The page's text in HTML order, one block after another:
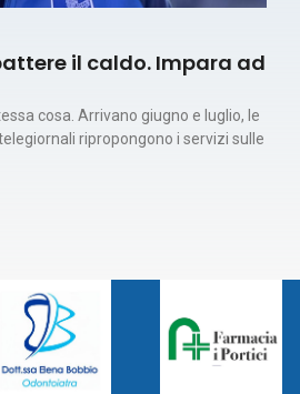
il caldo. Impara ad
cosa. Arrivano giugno e luglio, le
ripropongono i servizi sulle